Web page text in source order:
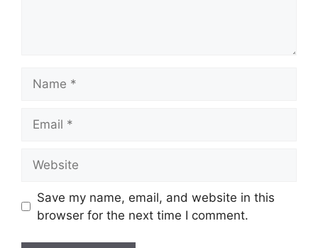
Save my name, email, and website in this
browser for the next time I comment.